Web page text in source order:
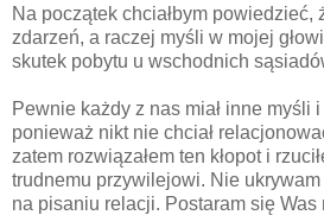
Na początek chciałbym powiedzieć,
zdarzeń, a raczej myśli w mojej
skutek pobytu u wschodnich
Pewnie każdy z nas miał inne myśli
ponieważ nikt nie chciał
zatem rozwiązałem ten kłopot i
trudnemu przywilejowi. Nie ukrywam
na pisaniu relacji. Postaram się Was